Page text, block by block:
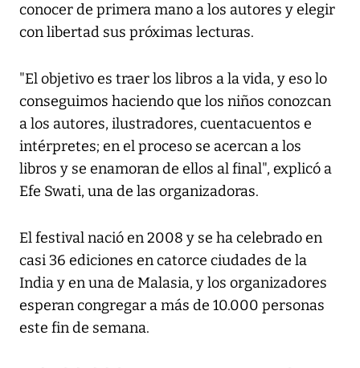
conocer de primera mano a los autores y elegir
con libertad sus próximas lecturas.
"El objetivo es traer los libros a la vida, y eso lo
conseguimos haciendo que los niños conozcan
a los autores, ilustradores, cuentacuentos e
intérpretes; en el proceso se acercan a los
libros y se enamoran de ellos al final", explicó a
Efe Swati, una de las organizadoras.
El festival nació en 2008 y se ha celebrado en
casi 36 ediciones en catorce ciudades de la
India y en una de Malasia, y los organizadores
esperan congregar a más de 10.000 personas
este fin de semana.